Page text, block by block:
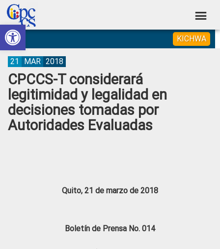
Abrir barra de herramientas
Skip
to
primary
navigation
Skip
to
main
content
Skip
to
primary
sidebar
Skip
to
footer
Consejo
de
Participación
Ciudadana
Control
Social
Construyendo
Poder
Ciudadano
KICHWA
CPCCS-T considerará
legitimidad y legalidad en
decisiones tomadas por
Autoridades Evaluadas
21 MAR 2018
Quito, 21 de marzo de 2018
Boletín de Prensa No. 014